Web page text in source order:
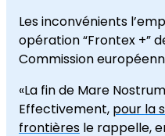
Les inconvénients
opération “Frontex +”
Commission
«La fin de Mare
Effectivement, pour la
frontières le rappelle,